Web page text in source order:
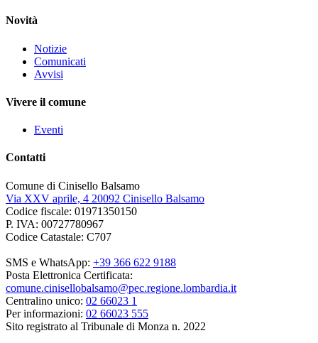
Novità
Notizie
Comunicati
Avvisi
Vivere il comune
Eventi
Contatti
Comune di Cinisello Balsamo
Via XXV aprile, 4 20092 Cinisello Balsamo
Codice fiscale: 01971350150
P. IVA: 00727780967
Codice Catastale: C707
SMS e WhatsApp: +39 366 622 9188
Posta Elettronica Certificata:
comune.cinisellobalsamo@pec.regione.lombardia.it
Centralino unico: 02 66023 1
Per informazioni: 02 66023 555
Sito registrato al Tribunale di Monza n. 2022